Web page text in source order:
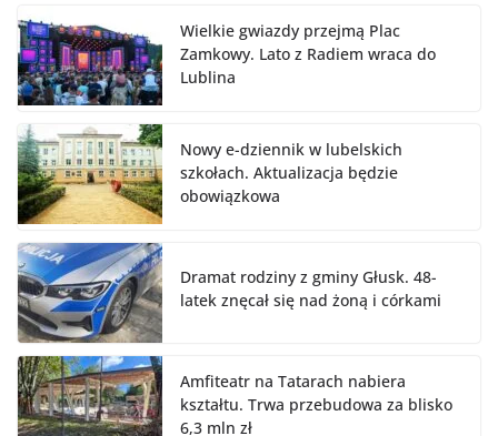
Wielkie gwiazdy przejmą Plac
Zamkowy. Lato z Radiem wraca do
Lublina
Nowy e-dziennik w lubelskich
szkołach. Aktualizacja będzie
obowiązkowa
Dramat rodziny z gminy Głusk. 48-
latek znęcał się nad żoną i córkami
Amfiteatr na Tatarach nabiera
kształtu. Trwa przebudowa za blisko
6,3 mln zł